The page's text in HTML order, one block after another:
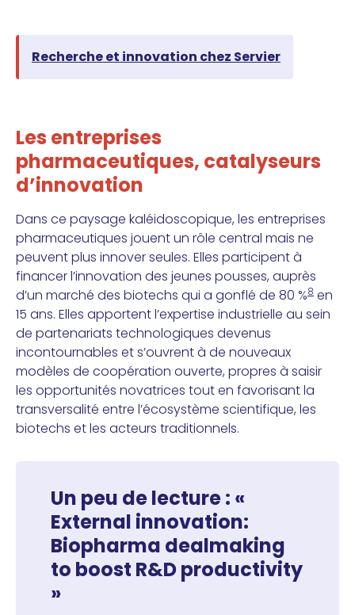
Recherche et innovation chez Servier
Les entreprises
pharmaceutiques, catalyseurs
d’innovation
Dans ce paysage kaléidoscopique, les entreprises
pharmaceutiques jouent un rôle central mais ne
peuvent plus innover seules. Elles participent à
financer l’innovation des jeunes pousses, auprès
d’un marché des biotechs qui a gonflé de 80 %8 en
15 ans. Elles apportent l’expertise industrielle au sein
de partenariats technologiques devenus
incontournables et s’ouvrent à de nouveaux
modèles de coopération ouverte, propres à saisir
les opportunités novatrices tout en favorisant la
transversalité entre l’écosystème scientifique, les
biotechs et les acteurs traditionnels.
Un peu de lecture : «
External innovation:
Biopharma dealmaking
to boost R&D productivity
»